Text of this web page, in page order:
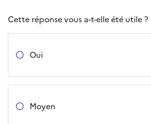
Cette réponse vous a-t-elle été utile ?
Oui
Moyen